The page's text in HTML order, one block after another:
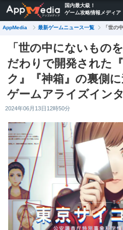
国内最大級！
ゲーム攻略情報メディア
AppMedia 最新ゲームニュース一覧 「世の
「世の中にないもの
だわりで開発された
ク』『神箱』の裏側
ゲームアライズイン
2024年06月13日12時50分